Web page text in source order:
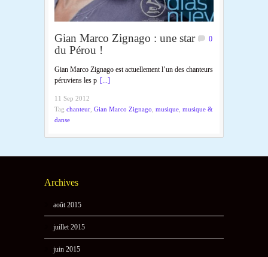
Gian Marco Zignago : une star
du Pérou !
0
Gian Marco Zignago est actuellement l’un des chanteurs
péruviens les p [...]
11 Sep 2012
Tag chanteur Gian Marco Zignago musique musique &
danse
Archives
août 2015
juillet 2015
juin 2015